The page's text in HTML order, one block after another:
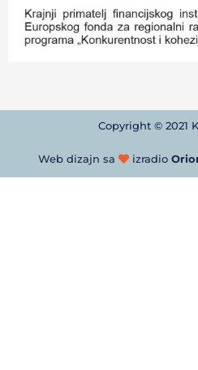
Copyright © 2021
Web dizajn sa izradio